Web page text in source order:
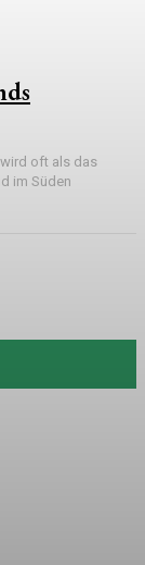
oft als das
im Süden